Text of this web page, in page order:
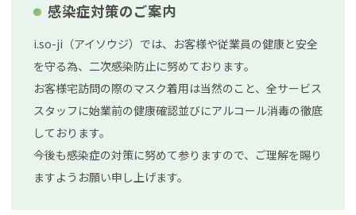
感染症対策のご案内
i.so-ji（アイソウジ）では、お客様や従業員の健康と安全
を守る為、二次感染防止に努めております。
お客様宅訪問の際のマスク着用は当然のこと、全サービス
スタッフに始業前の健康確認並びにアルコール消毒の徹底
しております。
今後も感染症の対策に努めて参りますので、ご理解を賜り
ますようお願い申し上げます。